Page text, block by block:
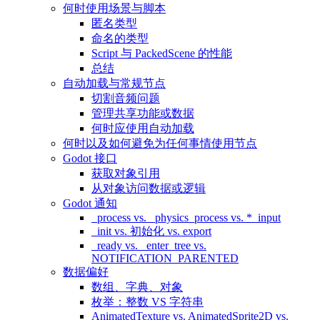
何时使用场景与脚本
匿名类型
命名的类型
Script 与 PackedScene 的性能
总结
自动加载与常规节点
切割音频问题
管理共享功能或数据
何时应使用自动加载
何时以及如何避免为任何事情使用节点
Godot 接口
获取对象引用
从对象访问数据或逻辑
Godot 通知
_process vs. _physics_process vs. *_input
_init vs. 初始化 vs. export
_ready vs. _enter_tree vs.
NOTIFICATION_PARENTED
数据偏好
数组、字典、对象
枚举：整数 VS 字符串
AnimatedTexture vs. AnimatedSprite2D vs.